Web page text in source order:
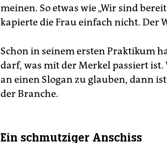
meinen. So etwas wie „Wir sind
kapierte die Frau einfach nicht. Der
Schon in seinem ersten Praktikum
darf, was mit der Merkel passiert
an einen Slogan zu glauben, dann
der Branche.
Ein schmutziger Anschiss